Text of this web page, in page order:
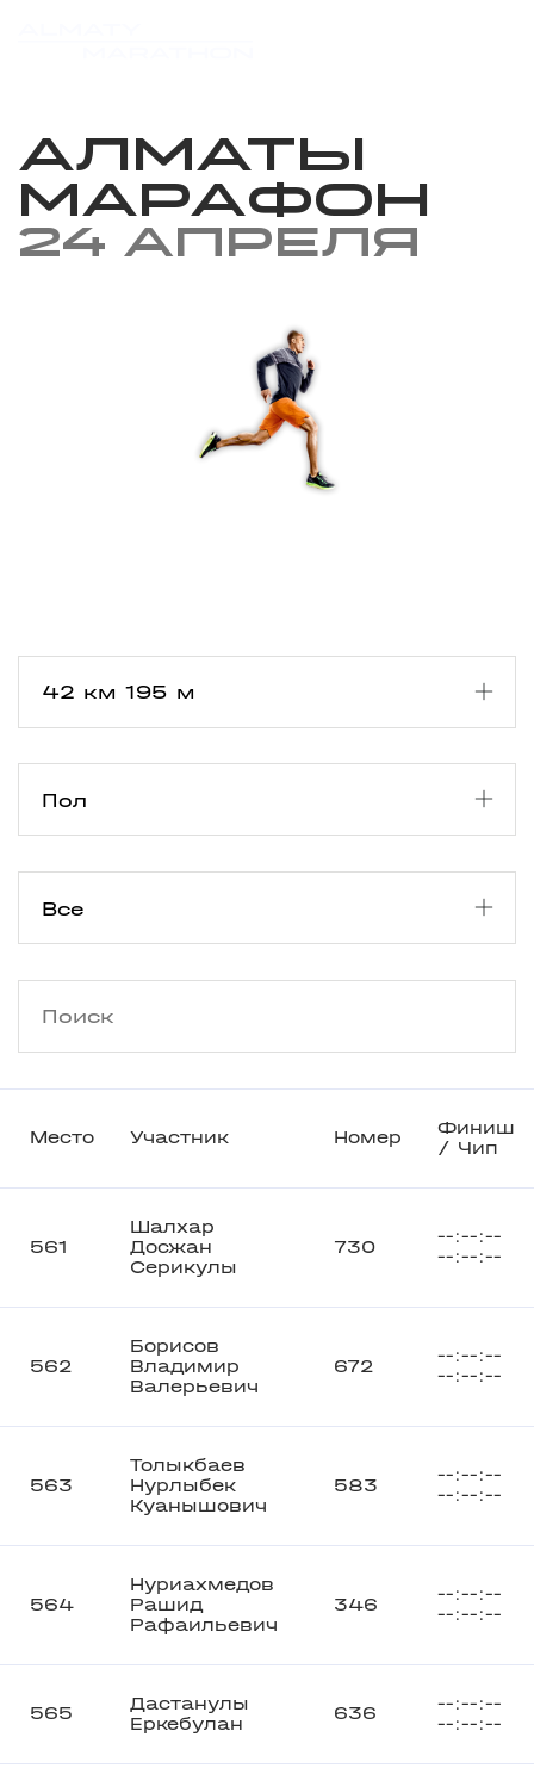
Алматы
Марафон
24 апреля
Место Участник Номер
Финиш
/ Чип
561
Шалхар
Досжан
Серикулы
730
--:--:--
--:--:--
562
Борисов
Владимир
Валерьевич
672
--:--:--
--:--:--
563
Толыкбаев
Нурлыбек
Куанышович
583
--:--:--
--:--:--
564
Нуриахмедов
Рашид
Рафаильевич
346
--:--:--
--:--:--
565
Дастанулы
Еркебулан
636
--:--:--
--:--:--